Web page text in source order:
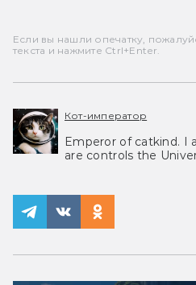
Если вы нашли опечатку,
текста и нажмите Ctrl+Enter.
Кот-император
Emperor of catkind. I
are controls the